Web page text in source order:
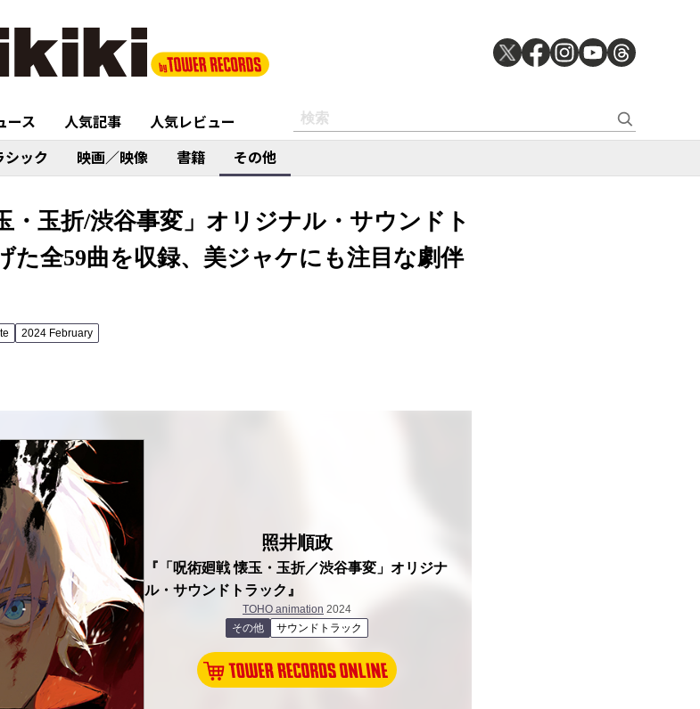
ース 人気記事
人気レビュー
シック 映画／映像 書籍 その他
・玉折/渋谷事変」オリジナル・サウンドト
た全59曲を収録、美ジャケにも注目な劇伴
2024 February
照井順政
『「呪術廻戦 懐玉・玉折／渋谷事変」オリジナ
ル・サウンドトラック』
TOHO animation 2024
その他
サウンドトラック